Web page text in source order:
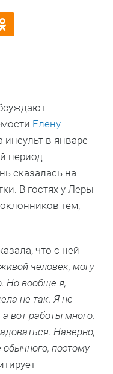
Елену
инсульт в январе
период
сказалась на
В гостях у Леры
тем,
что с ней
человек, могу
Но вообще я,
не так. Я не
вот работы много.
Наверно,
обычного, поэтому